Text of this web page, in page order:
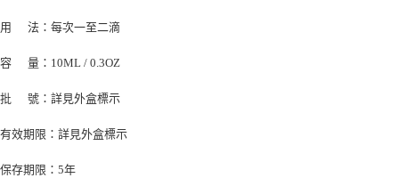
用 法：每次一至二滴
容 量：10ML / 0.3OZ
批 號：詳見外盒標示
有效期限：詳見外盒標示
保存期限：5年